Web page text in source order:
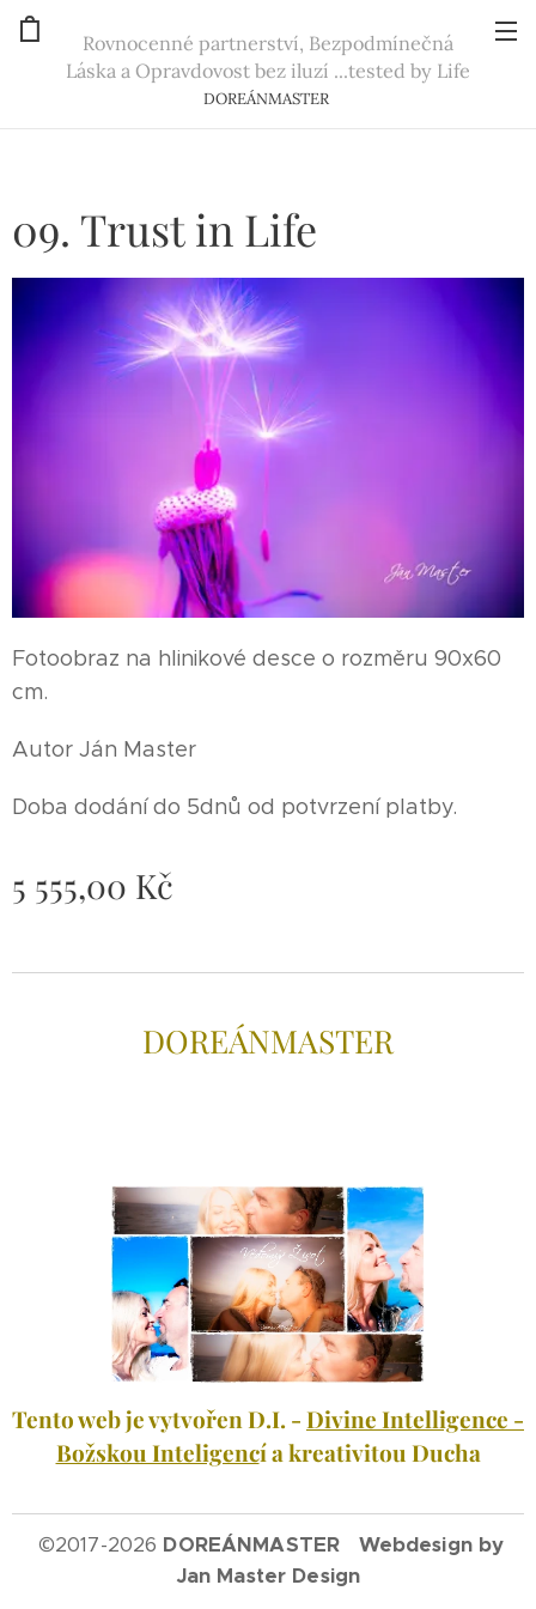
Rovnocenné partnerství, Bezpodmínečná
Láska a Opravdovost bez iluzí ...tested by Life
DOREÁNMASTER
09. Trust in Life
Fotoobraz na hlinikové desce o rozměru 90x60
cm.
Autor Ján Master
Doba dodání do 5dnů od potvrzení platby.
5 555,00 Kč
DOREÁNMASTER
Tento web je vytvořen D.I. -Divine Intelligence -
Božskou Inteligencí a kreativitou Ducha
©2017-2026 DOREÁNMASTER Webdesign by
Jan Master Design